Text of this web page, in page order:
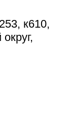
к610,